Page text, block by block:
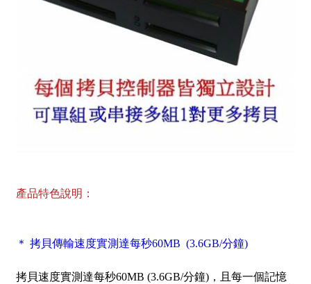
產品特色說明：
＊ 拷貝傳輸速度實測達每秒60MB (3.6GB/分鐘)
拷貝速度實測達每秒60MB (3.6GB/分鐘)，且每一個記憶